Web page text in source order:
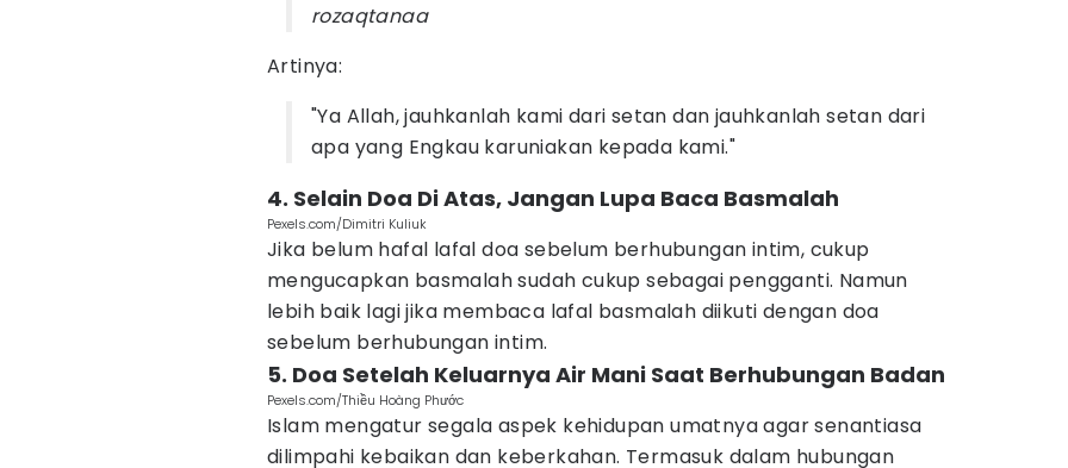
rozaqtanaa
Artinya:
"Ya Allah, jauhkanlah kami dari setan dan jauhkanlah setan dari
apa yang Engkau karuniakan kepada kami."
4. Selain Doa Di Atas, Jangan Lupa Baca Basmalah
Pexels.com/Dimitri Kuliuk
Jika belum hafal lafal doa sebelum berhubungan intim, cukup
mengucapkan basmalah sudah cukup sebagai pengganti. Namun
lebih baik lagi jika membaca lafal basmalah diikuti dengan doa
sebelum berhubungan intim.
5. Doa Setelah Keluarnya Air Mani Saat Berhubungan Badan
Pexels.com/Thiều Hoàng Phước
Islam mengatur segala aspek kehidupan umatnya agar senantiasa
dilimpahi kebaikan dan keberkahan. Termasuk dalam hubungan